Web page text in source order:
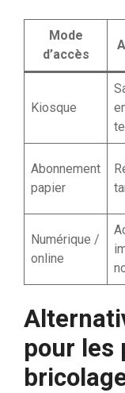
Mode
d’accès
Kiosque
Abonnement
papier
Numérique /
online
pour les